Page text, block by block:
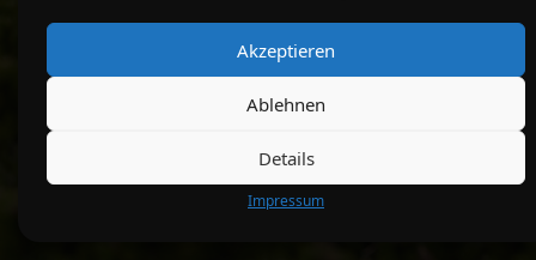
Akzeptieren
Ablehnen
Details
Impressum
Website besuchen →
*Mein-Breitenberg.de ist ein privates Projekt und steht in keiner